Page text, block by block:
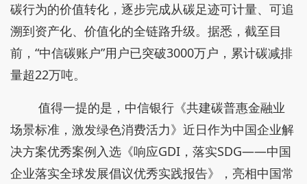
碳行为的价值转化，逐步完成从碳足迹可计量、可追
溯到资产化、价值化的全链路升级。据悉，截至目
前，“中信碳账户”用户已突破3000万户，累计碳减排
量超22万吨。
值得一提的是，中信银行《共建碳普惠金融业
场景标准，激发绿色消费活力》近日作为中国企业解
决方案优秀案例入选《响应GDI，落实SDG——中国
企业落实全球发展倡议优秀实践报告》，亮相中国常